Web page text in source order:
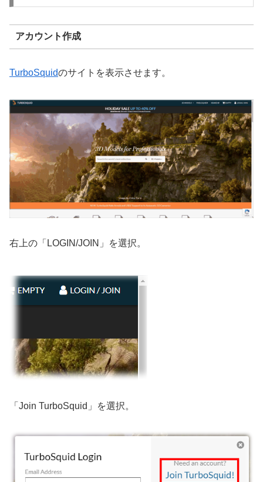
アカウント作成
TurboSquidのサイトを表示させます。
右上の「LOGIN/JOIN」を選択。
「Join TurboSquid」を選択。